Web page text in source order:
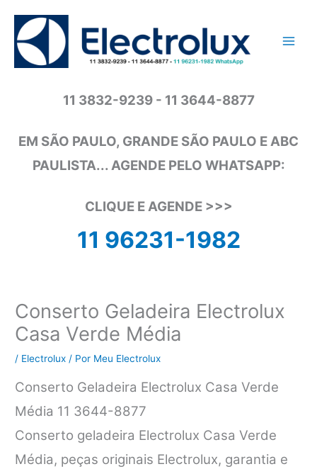
conteúdo
11 3832-9239 - 11 3644-8877
EM SÃO PAULO, GRANDE SÃO PAULO E ABC
PAULISTA... AGENDE PELO WHATSAPP:
CLIQUE E AGENDE >>>
11 96231-1982
Conserto Geladeira Electrolux
Casa Verde Média
/ Electrolux / Por Meu Electrolux
Conserto Geladeira Electrolux Casa Verde
Média 11 3644-8877
Conserto geladeira Electrolux Casa Verde
Média, peças originais Electrolux, garantia e